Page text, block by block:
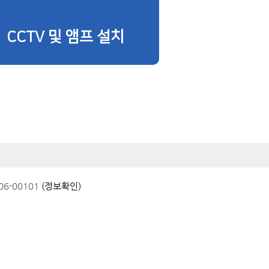
CCTV 및 앰프 설치
00101 (정보확인)